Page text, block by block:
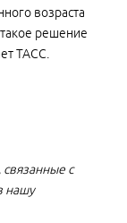
возраста
решение
ТАСС.
с
нашу